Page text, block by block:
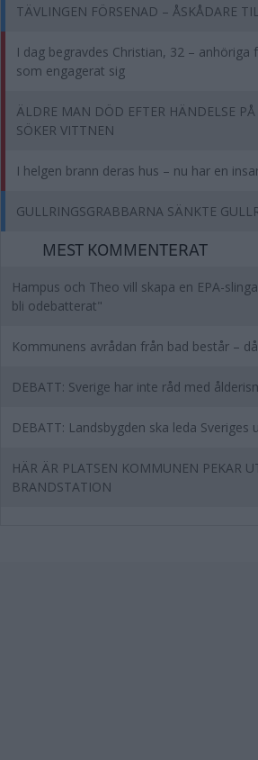
TÄVLINGEN FÖRSENAD – ÅSKÅDARE
I dag begravdes Christian, 32 –
som engagerat sig
ÄLDRE MAN DÖD EFTER HÄNDELSE
SÖKER VITTNEN
I helgen brann deras hus – nu har en
GULLRINGSGRABBARNA SÄNKTE
MEST KOMMENTERAT
Hampus och Theo vill skapa en EPA-
bli odebatterat"
Kommunens avrådan från bad består –
DEBATT: Sverige har inte råd med
DEBATT: Landsbygden ska leda Sveriges
HÄR ÄR PLATSEN KOMMUNEN PEKAR
BRANDSTATION